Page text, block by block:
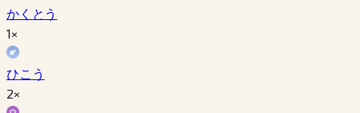
かくとう
1×
ひこう
2×